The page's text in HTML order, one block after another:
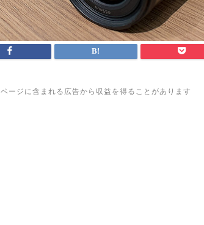
ページに含まれる広告から収益を得ることがあります